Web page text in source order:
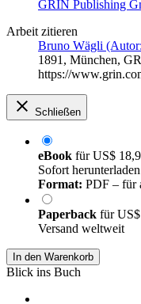
GRIN Publishing
Arbeit zitieren
Bruno Wägli
1891, München,
https://
Schließen
eBook fürUS$
Sofort
Format: PDF – für
Paperback für
Versand weltweit
In den Warenkorb
Blick ins Buch